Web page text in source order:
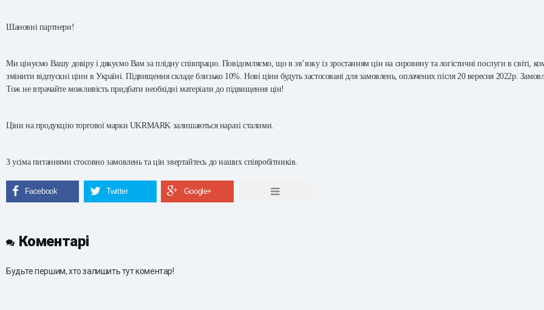
Шановні партнери!
Ми цінуємо Вашу довіру і дякуємо Вам за плідну співпрацю. Повідомляємо, що в зв’язку із зростанням цін на сировину та логістичні послуги в
змінити відпускні ціни в Україні. Підвищення складе близько 10%. Нові ціни будуть застосовані для замовлень, оплачених після 20 вересня 2022р.
Тож не втрачайте можливість придбати необхідні матеріали до підвищення цін!
Ціни на продукцію торгової марки UKRMARK залишаються наразі сталими.
З усіма питаннями стосовно замовлень та цін звертайтесь до наших співробітників.
Коментарі
Будьте першим, хто залишить тут коментар!